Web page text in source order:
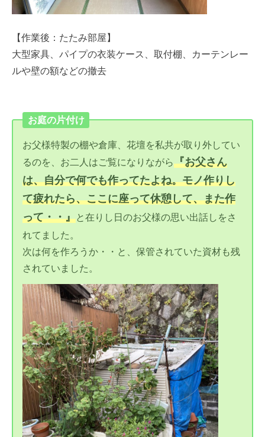
【作業後：たたみ部屋】
大型家具、パイプの衣装ケース、取付棚、カーテンレー
ルや壁の額などの撤去
お庭の片付け
お父様特製の棚や倉庫、花壇を私共が取り外してい
るのを、お二人はご覧になりながら『お父さん
は、自分で何でも作ってたよね。モノ作りし
て疲れたら、ここに座って休憩して、また作
って・・』と在りし日のお父様の思い出話しをさ
れてました。
次は何を作ろうか・・と、保管されていた資材も残
されていました。